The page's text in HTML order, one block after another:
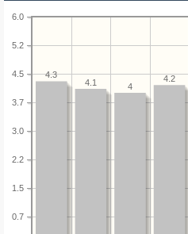
0.7
1.5
2.2
3.0
3.7
4.5
5.2
6.0
4.2
4
4.1
4.3